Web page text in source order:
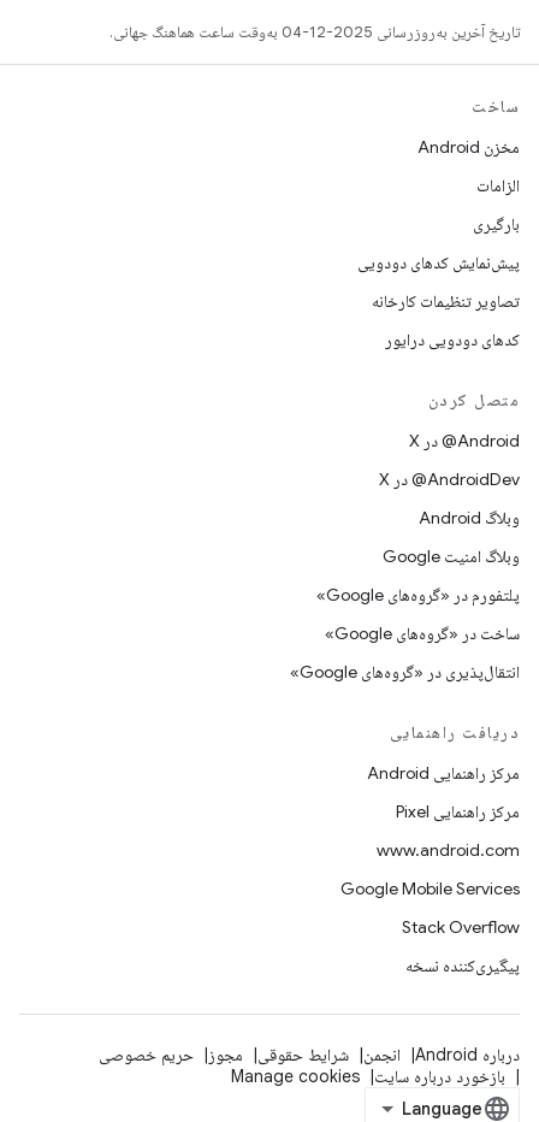
تاریخ آخرین به‌روزرسانی 2025-12-04 به‌وقت ساعت هماهنگ جهانی.
ساخت
مخزن Android
الزامات
بارگیری
پیش‌نمایش کدهای دودویی
تصاویر تنظیمات کارخانه
کدهای دودویی درایور
متصل کردن
‫‎@Android در X
‫‎@AndroidDev در X
وبلاگ Android
وبلاگ امنیت Google
پلتفورم در «گروه‌های Google»
ساخت در «گروه‌های Google»
انتقال‌پذیری در «گروه‌های Google»
دریافت راهنمایی
مرکز راهنمایی Android
مرکز راهنمایی Pixel
www.android.com
Google Mobile Services
Stack Overflow
پیگیری‌کننده نسخه
درباره Android انجمن شرایط حقوقی مجوز
حریم خصوصی
بازخورد درباره سایت
Manage cookies